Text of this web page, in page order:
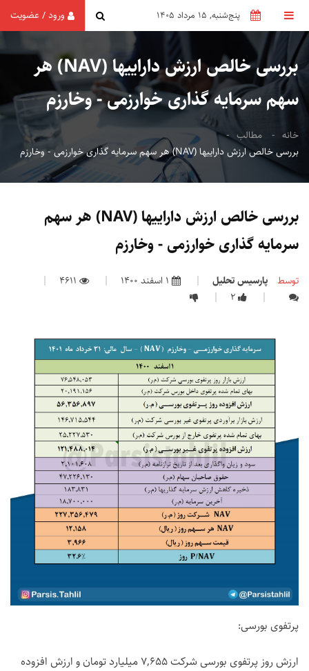
پنج‌شنبه, 15 مرداد 1405 ورود/عضویت
بررسی خالص ارزش داراییها (NAV) هر
سهم سرمایه گذاری خوارزمی - وخارزم
خانه
مطالب
بررسی خالص ارزش داراییها (NAV) هر سهم سرمایه گذاری خوارزمی - وخارزم
بررسی خالص ارزش داراییها (NAV) هر سهم
سرمایه گذاری خوارزمی - وخارزم
توسط پارسیس تحلیل
پرتفوی بورسی:
ارزش روز پرتفوی بورسی شرکت 7,655 میلیارد تومان و ارزش افزوده